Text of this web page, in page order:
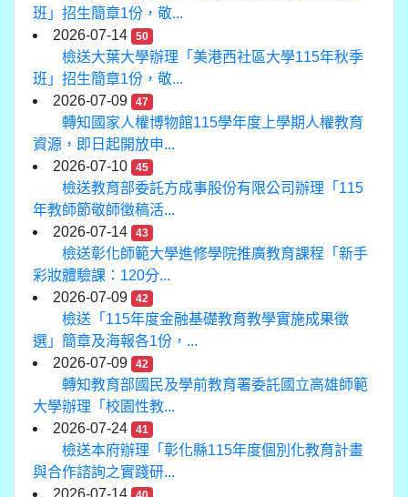
班」招生簡章1份，敬...
2026-07-14
50
檢送大葉大學辦理「美港西社區大學115年秋季
班」招生簡章1份，敬...
2026-07-09
47
轉知國家人權博物館115學年度上學期人權教育
資源，即日起開放申...
2026-07-10
45
檢送教育部委託方成事股份有限公司辦理「115
年教師節敬師徵稿活...
2026-07-14
43
檢送彰化師範大學進修學院推廣教育課程「新手
彩妝體驗課：120分...
2026-07-09
42
檢送「115年度金融基礎教育教學實施成果徵
選」簡章及海報各1份，...
2026-07-09
42
轉知教育部國民及學前教育署委託國立高雄師範
大學辦理「校園性教...
2026-07-24
41
檢送本府辦理「彰化縣115年度個別化教育計畫
與合作諮詢之實踐研...
2026-07-14